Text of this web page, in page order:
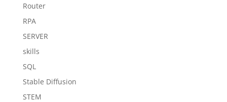
Router
RPA
SERVER
skills
SQL
Stable Diffusion
STEM